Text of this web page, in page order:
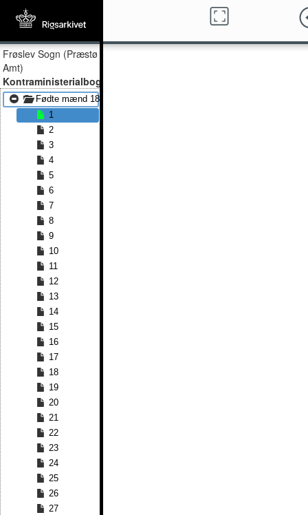
Frøslev Sogn (Præstø
Amt)
Kontraministerialbog
Fødte mænd 1847 - Fødte mænd 1889
1
2
3
4
5
6
7
8
9
10
11
12
13
14
15
16
17
18
19
20
21
22
23
24
25
26
27